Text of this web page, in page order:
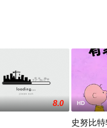
8.0 HD
史努比